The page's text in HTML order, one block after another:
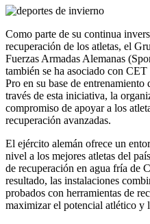
Como parte de su continua
recuperación de los atletas, el
Fuerzas Armadas Alemanas
también se ha asociado con
Pro en su base de
través de esta iniciativa, la
compromiso de apoyar a los
recuperación avanzadas.
El ejército alemán ofrece un
nivel a los mejores atletas del
de recuperación en agua fría de
resultado, las instalaciones
probados con herramientas de
maximizar el potencial atlético y